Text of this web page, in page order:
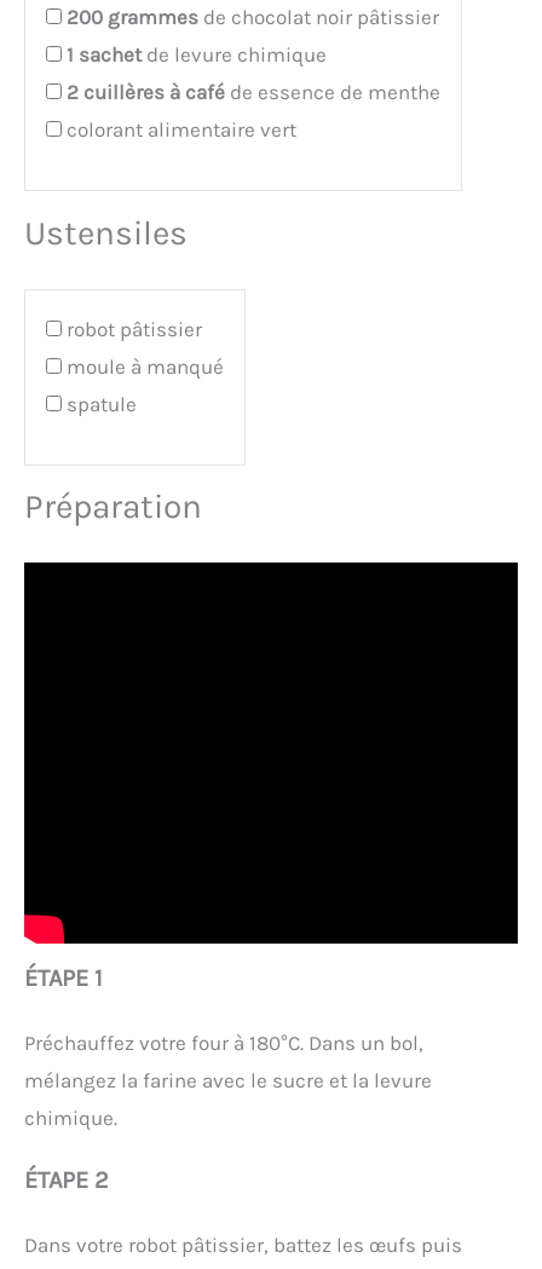
200 grammes de chocolat noir pâtissier
1 sachetde levure chimique
2 cuillères à café de essence de menthe
colorant alimentaire vert
Ustensiles
robot pâtissier
moule à manqué
spatule
Préparation
ÉTAPE 1
Préchauffez votre four à 180°C. Dans un bol,
mélangez la farine avec le sucre et la levure
chimique.
ÉTAPE 2
Dans votre robot pâtissier, battez les œufs puis